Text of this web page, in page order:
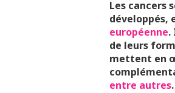
Les cancers
développés,
européenne.
de leurs
mettent en
entre autres.